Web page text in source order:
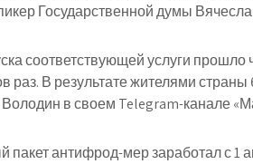
Государственной думы
соответствующей услуги прошло
раз. В результате жителями
в своем Telegram-канале
антифрод-мер заработал с 1